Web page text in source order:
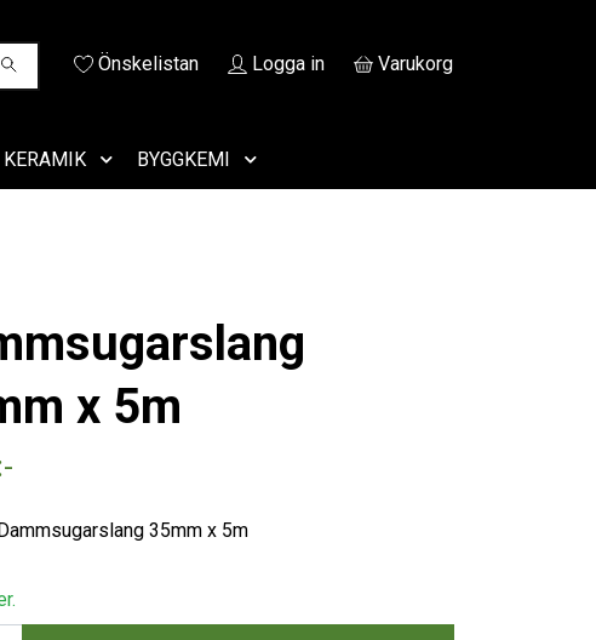
Önskelistan Logga in Varukorg
KERAMIK BYGGKEMI
x 5m
35mm x 5m